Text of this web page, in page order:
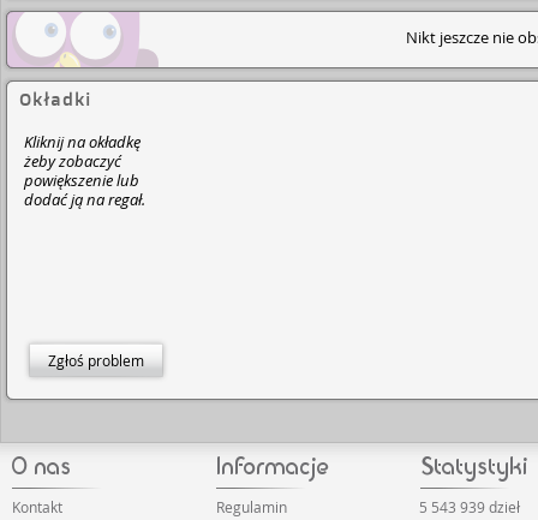
Nikt jeszcze nie
Okładki
Kliknij na okładkę
żeby zobaczyć
powiększenie lub
dodać ją na regał.
Zgłoś problem
Kontakt
Regulamin
5 543 939 dzieł